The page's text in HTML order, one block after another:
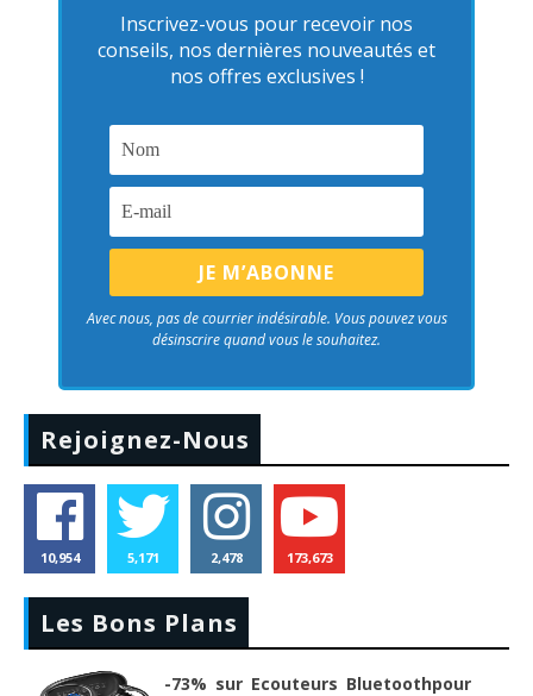
Inscrivez-vous pour recevoir nos
conseils, nos dernières nouveautés et
nos offres exclusives !
Avec nous, pas de courrier indésirable. Vous pouvez vous
désinscrire quand vous le souhaitez.
Rejoignez-Nous
10,954 5,171 2,478 173,673
Les Bons Plans
-73% sur Ecouteurs Bluetoothpour